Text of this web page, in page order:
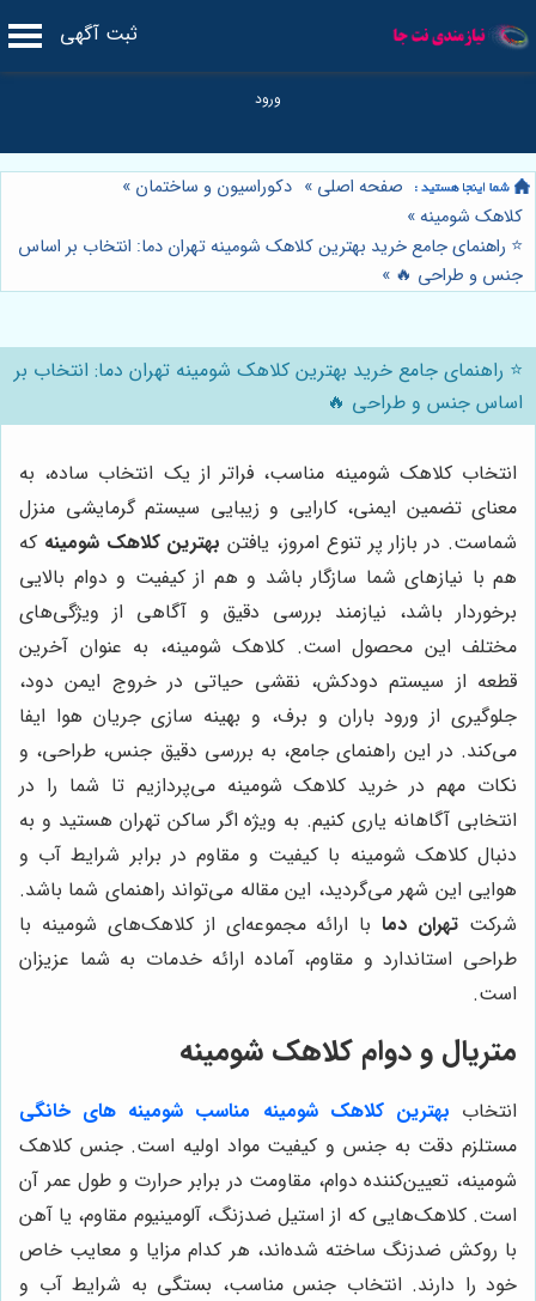
ثبت آگهی
صفحه اصلی » دکوراسیون و ساختمان »
کلاهک شومینه»
⭐️ راهنمای جامع خرید بهترین کلاهک شومینه تهران دما: انتخاب بر اساس
جنس و طراحی 🔥 »
⭐️ راهنمای جامع خرید بهترین کلاهک شومینه تهران دما: انتخاب بر
اساس جنس و طراحی 🔥
انتخاب کلاهک شومینه مناسب، فراتر از یک انتخاب ساده، به
معنای تضمین ایمنی، کارایی و زیبایی سیستم گرمایشی منزل
شماست. در بازار پر تنوع امروز، یافتن بهترین کلاهک شومینه که
هم با نیازهای شما سازگار باشد و هم از کیفیت و دوام بالایی
برخوردار باشد، نیازمند بررسی دقیق و آگاهی از ویژگی‌های
مختلف این محصول است. کلاهک شومینه، به عنوان آخرین
قطعه از سیستم دودکش، نقشی حیاتی در خروج ایمن دود،
جلوگیری از ورود باران و برف، و بهینه سازی جریان هوا ایفا
می‌کند. در این راهنمای جامع، به بررسی دقیق جنس، طراحی، و
نکات مهم در خرید کلاهک شومینه می‌پردازیم تا شما را در
انتخابی آگاهانه یاری کنیم. به ویژه اگر ساکن تهران هستید و به
دنبال کلاهک شومینه با کیفیت و مقاوم در برابر شرایط آب و
هوایی این شهر می‌گردید، این مقاله می‌تواند راهنمای شما باشد.
شرکت تهران دمابا ارائه مجموعه‌ای از کلاهک‌های شومینه با
طراحی استاندارد و مقاوم، آماده ارائه خدمات به شما عزیزان
است.
متریال و دوام کلاهک شومینه
انتخاب بهترین کلاهک شومینه مناسب شومینه های خانگی
مستلزم دقت به جنس و کیفیت مواد اولیه است. جنس کلاهک
شومینه، تعیین‌کننده دوام، مقاومت در برابر حرارت و طول عمر آن
است. کلاهک‌هایی که از استیل ضدزنگ، آلومینیوم مقاوم، یا آهن
با روکش ضدزنگ ساخته شده‌اند، هر کدام مزایا و معایب خاص
خود را دارند. انتخاب جنس مناسب، بستگی به شرایط آب و